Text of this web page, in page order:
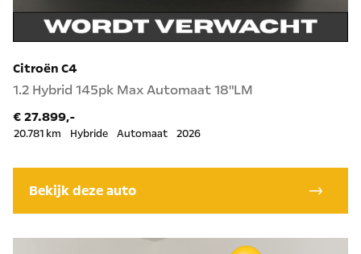
Citroën C4
1.2 Hybrid 145pk Max Automaat 18"LM
€ 27.899,-
20.781 km Hybride Automaat 2026
Bekijk deze auto